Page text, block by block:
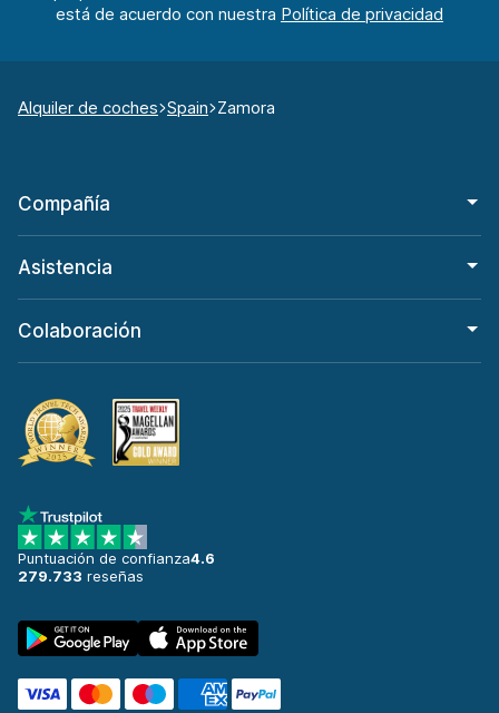
está de acuerdo con nuestra
Alquiler de coches Spain Zamora
Compañía
Asistencia
Colaboración
Puntuación de confianza4.6
279.733 reseñas